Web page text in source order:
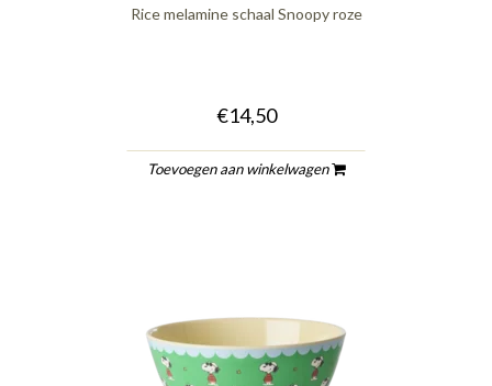
Rice melamine schaal Snoopy roze
€14,50
Toevoegen aan winkelwagen